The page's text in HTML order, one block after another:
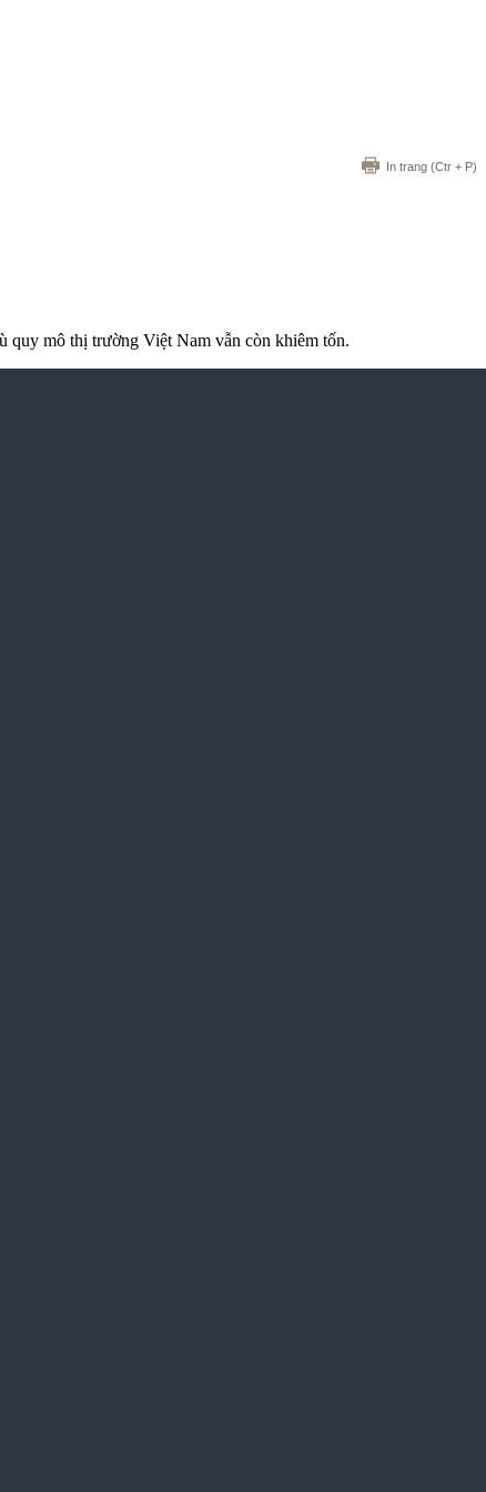
In trang (Ctr + P)
quy mô thị trường Việt Nam vẫn còn khiêm tốn.